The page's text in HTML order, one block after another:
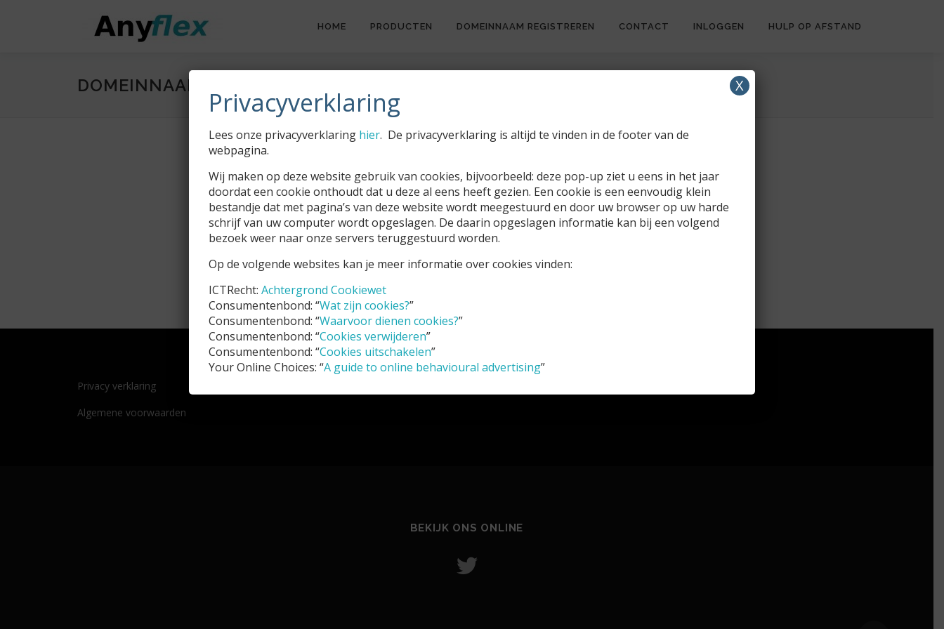
HOME PRODUCTEN DOMEINNAAM REGISTREREN CONTACT INLOGGEN HULP OP AFSTAND
DOMEINNAAM REGISTREREN
Privacy verklaring
Algemene voorwaarden
BEKIJK ONS ONLINE
Privacyverklaring
Lees onze privacyverklaring hier. De privacyverklaring is altijd te vinden in de footer van de
webpagina.
Wij maken op deze website gebruik van cookies, bijvoorbeeld: deze pop-up ziet u eens in het jaar
doordat een cookie onthoudt dat u deze al eens heeft gezien. Een cookie is een eenvoudig klein
bestandje dat met pagina’s van deze website wordt meegestuurd en door uw browser op uw harde
schrijf van uw computer wordt opgeslagen. De daarin opgeslagen informatie kan bij een volgend
bezoek weer naar onze servers teruggestuurd worden.
Op de volgende websites kan je meer informatie over cookies vinden:
ICTRecht: Achtergrond Cookiewet
Consumentenbond: “Wat zijn cookies?”
Consumentenbond: “Waarvoor dienen cookies?”
Consumentenbond: “Cookies verwijderen”
Consumentenbond: “Cookies uitschakelen”
Your Online Choices: “A guide to online behavioural advertising”
X